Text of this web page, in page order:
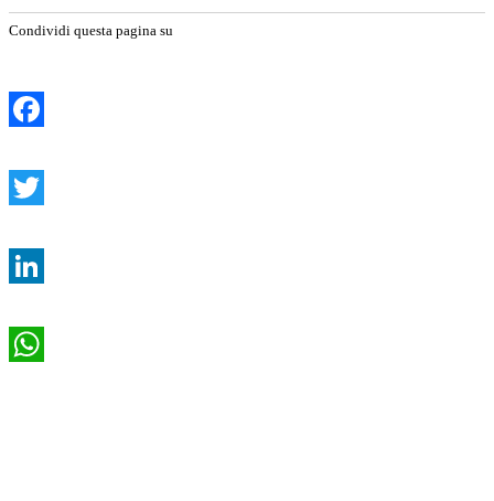
Condividi questa pagina su